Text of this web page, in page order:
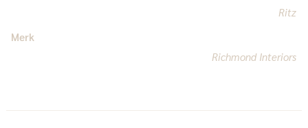
Ritz
Merk
Richmond Interiors